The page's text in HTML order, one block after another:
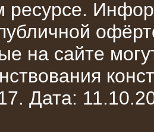
МВт для нефтяной
ресурсе.
на сайте
Дата: